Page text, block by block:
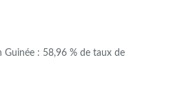
Guinée : 58,96 % de taux de